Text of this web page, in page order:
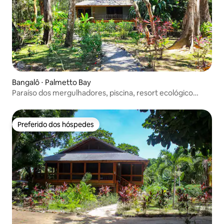
Bangalô ⋅ Palmetto Bay
Paraíso dos mergulhadores, piscina, resort ecológico
Preferido dos hóspedes
Preferido dos hóspedes